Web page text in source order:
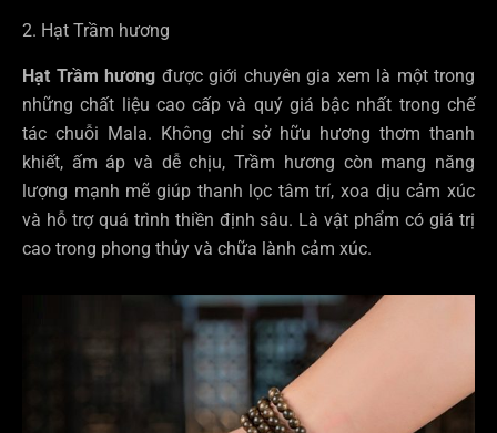
2. Hạt Trầm hương
Hạt Trầm hương được giới chuyên gia xem là một trong
những chất liệu cao cấp và quý giá bậc nhất trong chế
tác chuỗi Mala. Không chỉ sở hữu hương thơm thanh
khiết, ấm áp và dễ chịu, Trầm hương còn mang năng
lượng mạnh mẽ giúp thanh lọc tâm trí, xoa dịu cảm xúc
và hỗ trợ quá trình thiền định sâu. Là vật phẩm có giá trị
cao trong phong thủy và chữa lành cảm xúc.